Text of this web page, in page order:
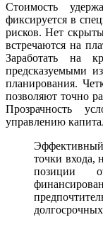
Стоимость
фиксируется в
рисков. Нет
встречаются на
Заработать на
предсказуемыми
планирования.
позволяют точно
Прозрачность
управлению
Эффективный
точки входа,
позиции